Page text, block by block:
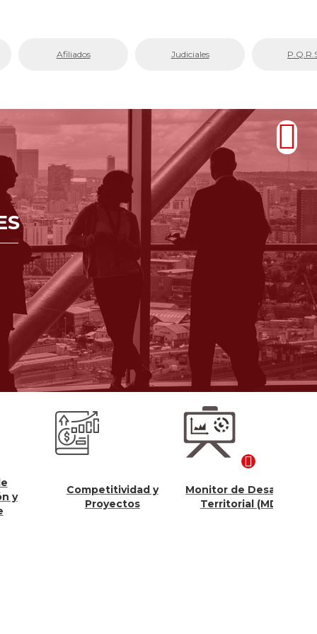
Competitividad y
Proyectos
Monitor de Desarrollo
Territorial (MDT)
Afiliados Judiciales